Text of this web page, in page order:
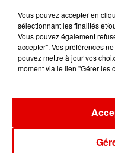
Vous pouvez accepter en
sélectionnant les finalités et/
Vous pouvez également
accepter". Vos préférences
pouvez mettre à jour vos
moment via le lien "Gérer les